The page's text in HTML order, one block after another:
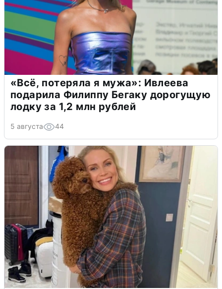
«Всё, потеряла я мужа»: Ивлеева
подарила Филиппу Бегаку дорогущую
лодку за 1,2 млн рублей
5 августа 44